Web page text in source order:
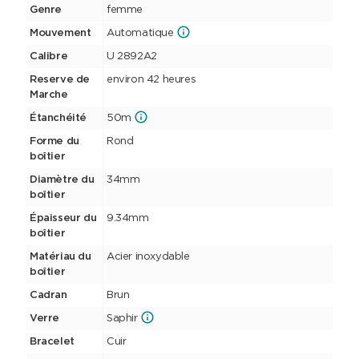
Genre femme
Mouvement Automatique
Calibre U 2892A2
Reserve de
Marche
environ 42 heures
Étanchéité 50m
Forme du
boîtier
Rond
Diamètre du
boîtier
34mm
Épaisseur du
boîtier
9.34mm
Matériau du
boîtier
Acier inoxydable
Cadran Brun
Verre Saphir
Bracelet Cuir